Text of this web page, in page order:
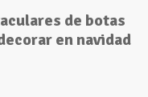
de botas
en navidad